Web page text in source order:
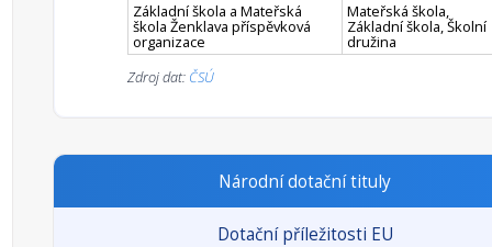
Základní škola a Mateřská
škola Ženklava příspěvková
organizace
Mateřská škola,
Základní škola, Školní
družina
Zdroj dat: ČSÚ
Národní dotační tituly
Dotační příležitosti EU